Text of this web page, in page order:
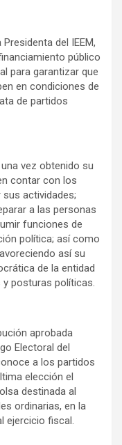
del IEEM,
público
para garantizar que
en condiciones de
de partidos
vez obtenido su
contar con los
actividades;
a las personas
funciones de
política; así como
así su
de la entidad
y posturas políticas.
aprobada
Electoral del
a los partidos
elección el
destinada al
ordinarias, en la
ejercicio fiscal.